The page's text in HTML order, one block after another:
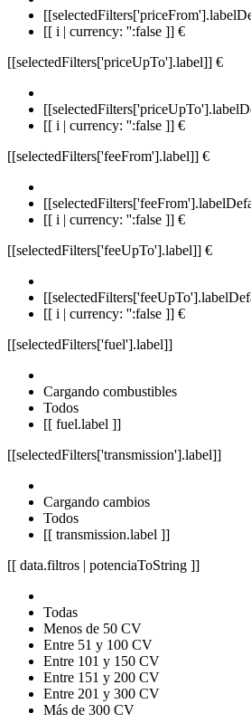
[[ i | currency: '':false ]] €
[[selectedFilters['priceUpTo'].label]] €
[[ i | currency: '':false ]] €
[[selectedFilters['feeFrom'].label]] €
[[ i | currency: '':false ]] €
[[selectedFilters['feeUpTo'].label]] €
[[ i | currency: '':false ]] €
[[selectedFilters['fuel'].label]]
Cargando combustibles
Todos
[[ fuel.label ]]
[[selectedFilters['transmission'].label]]
Cargando cambios
Todos
[[ transmission.label ]]
[[ data.filtros | potenciaToString ]]
Todas
Menos de 50 CV
Entre 51 y 100 CV
Entre 101 y 150 CV
Entre 151 y 200 CV
Entre 201 y 300 CV
Más de 300 CV